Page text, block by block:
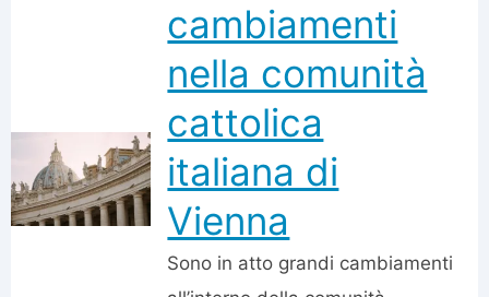
cambiamenti
nella comunità
cattolica
italiana di
Vienna
Sono in atto grandi cambiamenti